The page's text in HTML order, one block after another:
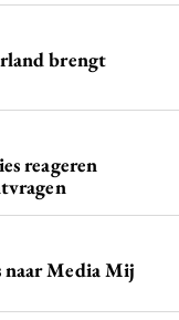
brengt
reageren
naar Media Mij